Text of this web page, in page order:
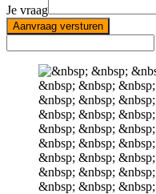
Je vraag
Aanvraag versturen